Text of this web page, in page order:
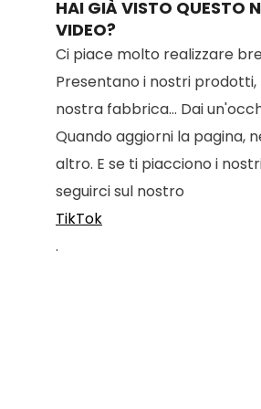
HAI GIÀ VISTO QUESTO
VIDEO?
Ci piace molto realizzare
Presentano i nostri
nostra fabbrica... Dai
Quando aggiorni la pagina,
altro. E se ti piacciono i
seguirci sul nostro
TikTok
.